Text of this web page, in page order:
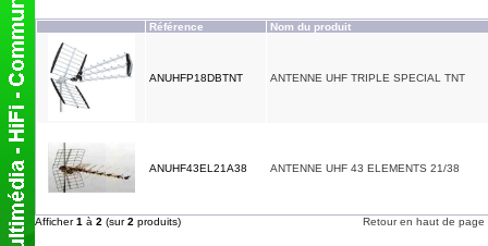
Référence Nom du produit
ANUHFP18DBTNT ANTENNE UHF TRIPLE SPECIAL TNT
ANUHF43EL21A38 ANTENNE UHF 43 ELEMENTS 21/38
Afficher1 à 2 (sur2 produits) Retour en haut de page